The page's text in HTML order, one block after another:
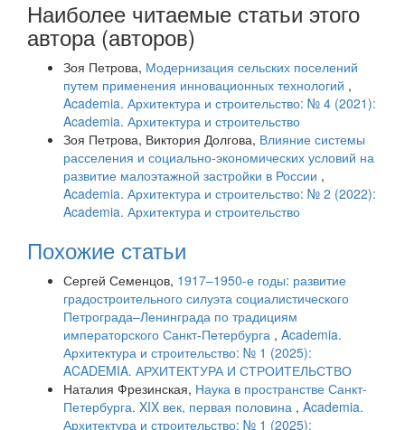
Наиболее читаемые статьи этого
автора (авторов)
Зоя Петрова, Модернизация сельских поселений
путем применения инновационных технологий ,
Academia. Архитектура и строительство: № 4 (2021):
Academia. Архитектура и строительство
Зоя Петрова, Виктория Долгова, Влияние системы
расселения и социально-экономических условий на
развитие малоэтажной застройки в России ,
Academia. Архитектура и строительство: № 2 (2022):
Academia. Архитектура и строительство
Похожие статьи
Сергей Семенцов, 1917–1950-е годы: развитие
градостроительного силуэта социалистического
Петрограда–Ленинграда по традициям
императорского Санкт-Петербурга , Academia.
Архитектура и строительство: № 1 (2025):
ACADEMIA. АРХИТЕКТУРА И СТРОИТЕЛЬСТВО
Наталия Фрезинская, Наука в пространстве Санкт-
Петербурга. XIX век, первая половина , Academia.
Архитектура и строительство: № 1 (2025):